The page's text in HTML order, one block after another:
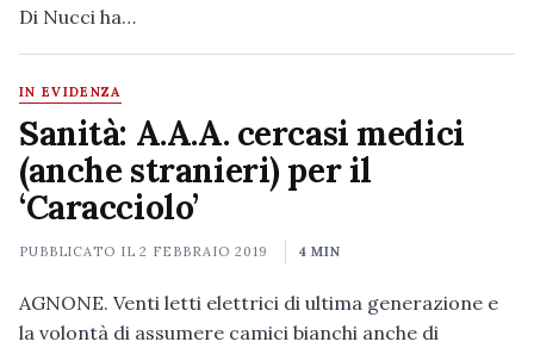
Di Nucci ha…
IN EVIDENZA
Sanità: A.A.A. cercasi medici
(anche stranieri) per il
‘Caracciolo’
PUBBLICATO IL2 FEBBRAIO 2019 4 MIN
AGNONE. Venti letti elettrici di ultima generazione e
la volontà di assumere camici bianchi anche di